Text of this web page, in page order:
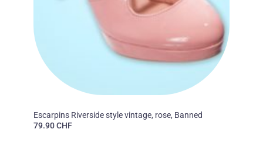
Escarpins Riverside style vintage, rose, Banned
79.90CHF